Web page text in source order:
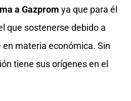
a Gazprom ya que para él
que sostenerse debido a
materia económica. Sin
tiene sus orígenes en el